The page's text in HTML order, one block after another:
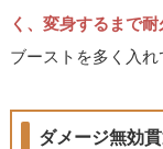
く、変身するまで
ブーストを多く入れ
ダメージ無効